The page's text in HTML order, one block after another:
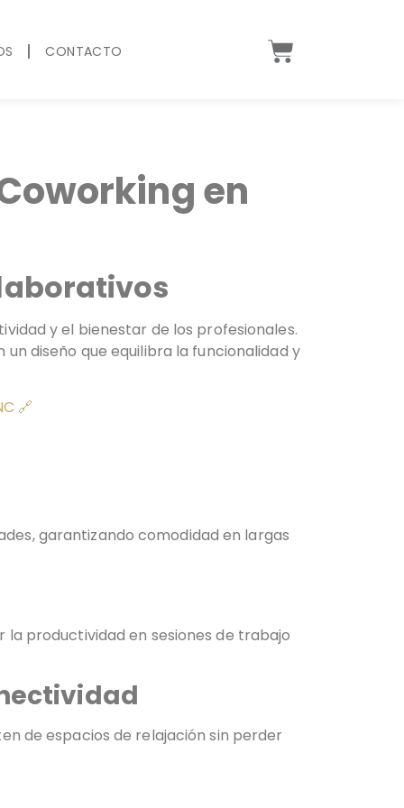
CONTACTO
en
y el bienestar de los profesionales.
diseño que equilibra la funcionalidad y
🔗
garantizando comodidad en largas
productividad en sesiones de trabajo
de espacios de relajación sin perder